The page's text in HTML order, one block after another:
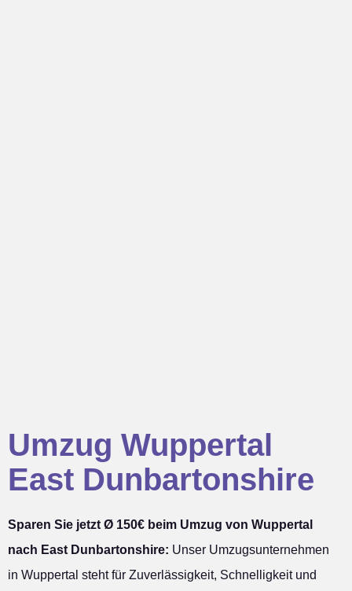
Umzug Wuppertal
East Dunbartonshire
Sparen Sie jetzt Ø 150€ beim Umzug von Wuppertal
nach East Dunbartonshire: Unser Umzugsunternehmen
in Wuppertal steht für Zuverlässigkeit, Schnelligkeit und